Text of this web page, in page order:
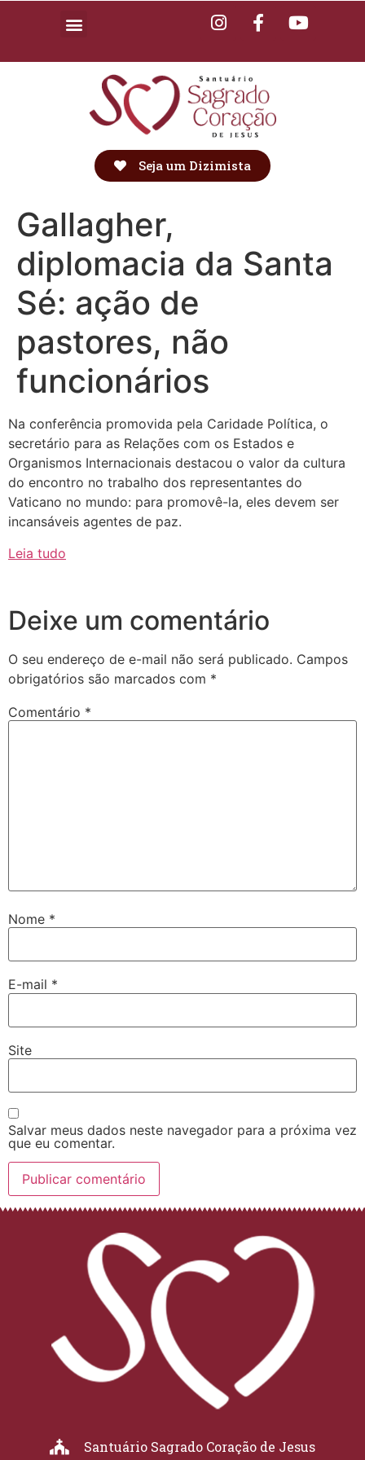
Seja um Dizimista
Gallagher,
diplomacia da Santa
Sé: ação de
pastores, não
funcionários
Na conferência promovida pela Caridade Política, o
secretário para as Relações com os Estados e
Organismos Internacionais destacou o valor da cultura
do encontro no trabalho dos representantes do
Vaticano no mundo: para promovê-la, eles devem ser
incansáveis agentes de paz.
Leia tudo
Deixe um comentário
O seu endereço de e-mail não será publicado. Campos
obrigatórios são marcados com *
Comentário *
Nome *
E-mail *
Site
Salvar meus dados neste navegador para a próxima vez
que eu comentar.
Santuário Sagrado Coração de Jesus